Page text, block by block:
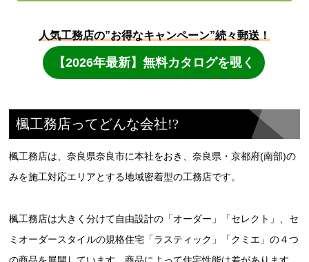
楓工務店ってどんな会社!?
楓工務店は、奈良県奈良市に本社をおき、奈良県・京都府(南部)の
みを施工対応エリアとする地域密着型の工務店です。
楓工務店は大きく分けて自由設計の「オーダー」「セレクト」、セ
ミオーダースタイルの規格住宅「ラスティック」「クミエ」の４つ
の商品を展開しています。商品によって住宅性能は差があります